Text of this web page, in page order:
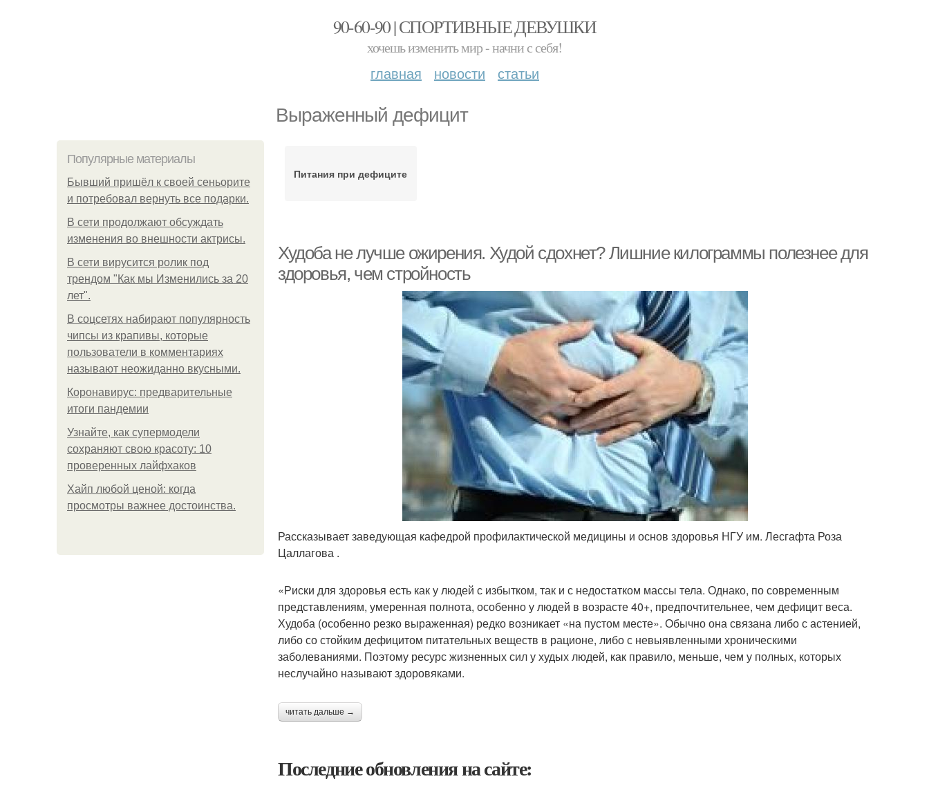
90-60-90 | СПОРТИВНЫЕ ДЕВУШКИ
хочешь изменить мир - начни с себя!
главная новости статьи
Выраженный дефицит
Популярные материалы
Бывший пришёл к своей сеньорите
и потребовал вернуть все подарки.
В сети продолжают обсуждать
изменения во внешности актрисы.
В сети вирусится ролик под
трендом "Как мы Изменились за 20
лет".
В соцсетях набирают популярность
чипсы из крапивы, которые
пользователи в комментариях
называют неожиданно вкусными.
Коронавирус: предварительные
итоги пандемии
Узнайте, как супермодели
сохраняют свою красоту: 10
проверенных лайфхаков
Хайп любой ценой: когда
просмотры важнее достоинства.
Питания при дефиците
Худоба не лучше ожирения. Худой сдохнет? Лишние килограммы полезнее для
здоровья, чем стройность
Рассказывает заведующая кафедрой профилактической медицины и основ здоровья НГУ им. Лесгафта Роза
Цаллагова .
«Риски для здоровья есть как у людей с избытком, так и с недостатком массы тела. Однако, по современным
представлениям, умеренная полнота, особенно у людей в возрасте 40+, предпочтительнее, чем дефицит веса.
Худоба (особенно резко выраженная) редко возникает «на пустом месте». Обычно она связана либо с астенией,
либо со стойким дефицитом питательных веществ в рационе, либо с невыявленными хроническими
заболеваниями. Поэтому ресурс жизненных сил у худых людей, как правило, меньше, чем у полных, которых
неслучайно называют здоровяками.
читать дальше →
Последние обновления на сайте: